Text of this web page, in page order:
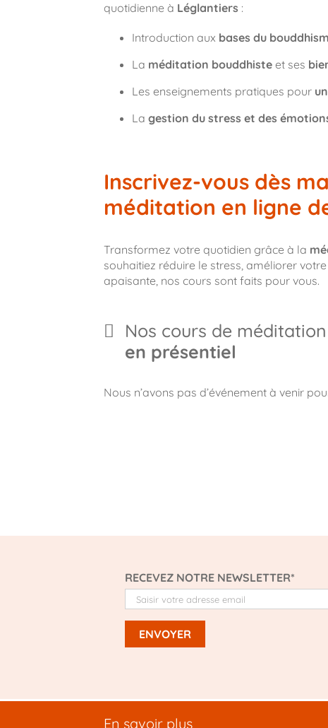
quotidienne à Léglantiers :
Introduction aux bases du
La méditation bouddhisteet ses
Les enseignements pratiques pour
La gestion du stress et des
Inscrivez-vous dès
méditation en ligne
Transformez votre quotidien grâce à la
souhaitiez réduire le stress, améliorer
apaisante, nos cours sont faits pour vous.
Nos cours de
en présentiel
Nous n’avons pas d’événement à venir
RECEVEZ NOTRE NEWSLETTER*
En savoir plus